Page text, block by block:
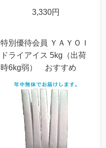
3,330円
特別優待会員 ＹＡＹＯＩ
ドライアイス 5kg（出荷
時6kg弱） おすすめ